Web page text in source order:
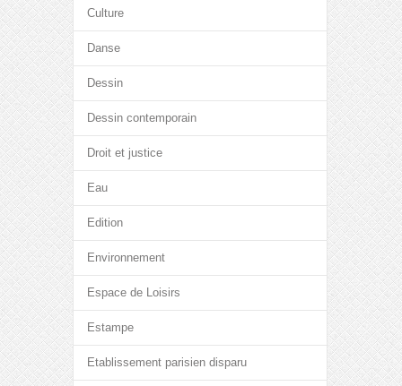
Culture
Danse
Dessin
Dessin contemporain
Droit et justice
Eau
Edition
Environnement
Espace de Loisirs
Estampe
Etablissement parisien disparu